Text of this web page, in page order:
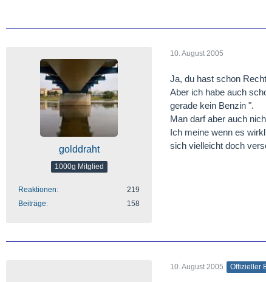
golddraht
1000g Mitglied
Reaktionen
219
Beiträge
158
10. August 2005
Ja, du hast schon
Aber ich habe auch
gerade kein Benzin ".
Man darf aber auch
Ich meine wenn es
sich vielleicht doch
10. August 2005 Offizieller